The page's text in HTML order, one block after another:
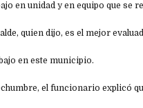
en unidad y en equipo que se
quien dijo, es el mejor
en este municipio.
el funcionario explicó